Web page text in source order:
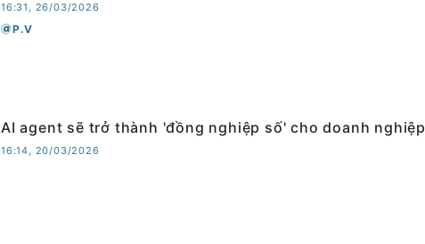
16:31, 26/03/2026
P.V
AI agent sẽ trở thành 'đồng nghiệp số' cho doanh nghiệp
16:14, 20/03/2026